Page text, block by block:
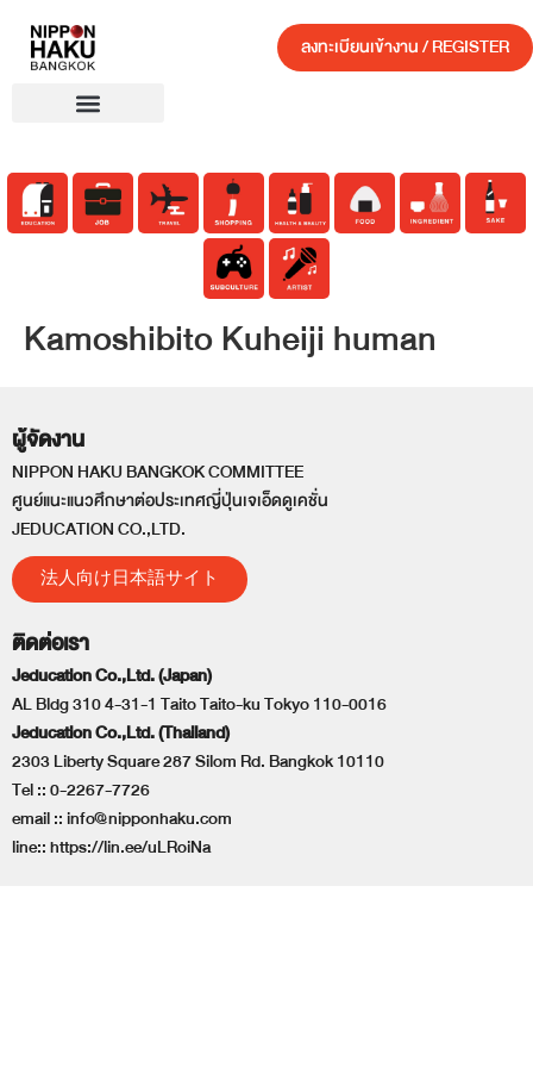
ลงทะเบียนเข้างาน / REGISTER
Kamoshibito Kuheiji human
ผู้จัดงาน
NIPPON HAKU BANGKOK COMMITTEE
ศูนย์แนะแนวศึกษาต่อประเทศญี่ปุ่นเจเอ็ดดูเคชั่น
JEDUCATION CO.,LTD.
法人向け日本語サイト
ติดต่อเรา
Jeducation Co.,Ltd. (Japan)
AL Bldg 310 4-31-1 Taito Taito-ku Tokyo 110-0016
Jeducation Co.,Ltd. (Thailand)
2303 Liberty Square 287 Silom Rd. Bangkok 10110
Tel ::0-2267-7726
email ::info@nipponhaku.com
line::https://lin.ee/uLRoiNa